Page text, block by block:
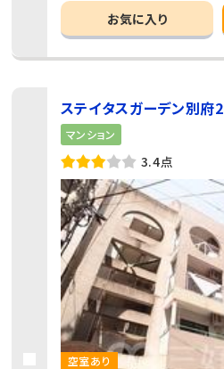
お気に入り
ステイタスガーデン別府2
マンション
3.4点
空室あり